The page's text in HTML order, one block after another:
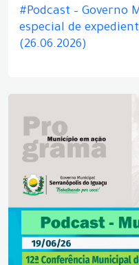
#Podcast –
especial de
(26.06.2026)